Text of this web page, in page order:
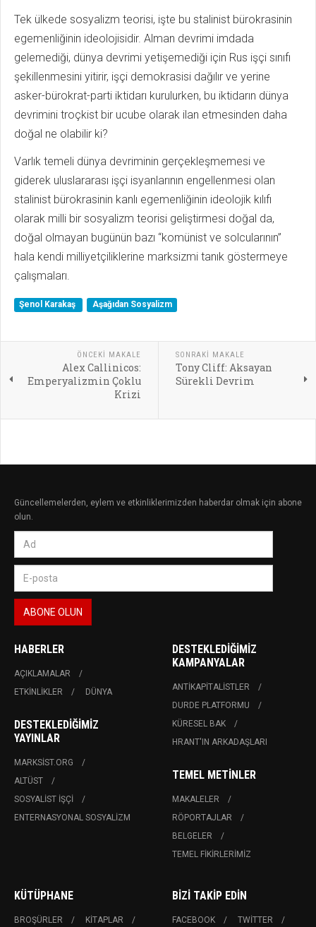
Tek ülkede sosyalizm teorisi, işte bu stalinist bürokrasinin
egemenliğinin ideolojisidir. Alman devrimi imdada
gelemediği, dünya devrimi yetişemediği için Rus işçi sınıfı
şekillenmesini yitirir, işçi demokrasisi dağılır ve yerine
asker-bürokrat-parti iktidarı kurulurken, bu iktidarın dünya
devrimini troçkist bir ucube olarak ilan etmesinden daha
doğal ne olabilir ki?
Varlık temeli dünya devriminin gerçekleşmemesi ve
giderek uluslararası işçi isyanlarının engellenmesi olan
stalinist bürokrasinin kanlı egemenliğinin ideolojik kılıfı
olarak milli bir sosyalizm teorisi geliştirmesi doğal da,
doğal olmayan bugünün bazı “komünist ve solcularının”
hala kendi milliyetçiliklerine marksizmi tanık göstermeye
çalışmaları.
Şenol Karakaş Aşağıdan Sosyalizm
ÖNCEKI MAKALE
Alex Callinicos:
Emperyalizmin Çoklu
Krizi
SONRAKI MAKALE
Tony Cliff: Aksayan
Sürekli Devrim
Güncellemelerden, eylem ve etkinliklerimizden haberdar olmak için abone
olun.
HABERLER
AÇIKLAMALAR
ETKINLIKLER
DÜNYA
DESTEKLEDIĞIMIZ
YAYINLAR
MARKSIST.ORG
ALTÜST
SOSYALIST İŞÇI
ENTERNASYONAL SOSYALIZM
DESTEKLEDIĞIMIZ
KAMPANYALAR
ANTIKAPITALISTLER
DURDE PLATFORMU
KÜRESEL BAK
HRANT'IN ARKADAŞLARI
TEMEL METINLER
MAKALELER
RÖPORTAJLAR
BELGELER
TEMEL FIKIRLERIMIZ
KÜTÜPHANE
BROŞÜRLER KITAPLAR
BIZI TAKIP EDIN
FACEBOOK TWITTER